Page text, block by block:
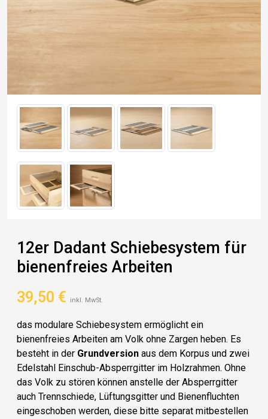
12er Dadant Schiebesystem für
bienenfreies Arbeiten
39,50 € inkl. MwSt.
das modulare Schiebesystem ermöglicht ein
bienenfreies Arbeiten am Volk ohne Zargen heben. Es
besteht in der Grundversion aus dem Korpus und zwei
Edelstahl Einschub-Absperrgitter im Holzrahmen. Ohne
das Volk zu stören können anstelle der Absperrgitter
auch Trennschiede, Lüftungsgitter und Bienenfluchten
eingeschoben werden, diese bitte separat mitbestellen